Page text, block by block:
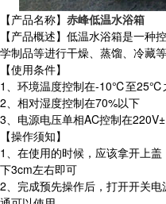
【产品名称】 赤峰低温水浴箱
【产品概述】低温水浴箱是一种
学制品等进行干燥、蒸馏、冷藏
【使用条件】
1、环境温度控制在-10℃至25℃
2、相对湿度控制在70%以下
3、电源电压单相AC控制在
【操作须知】
1、在使用的时候，应该拿开上
下3cm左右即可
2、完成预先操作后，打开开关